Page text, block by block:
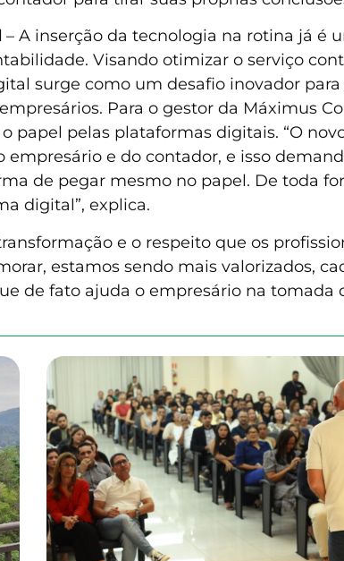
– A inserção da tecnologia na rotina já é
Visando otimizar o serviço
surge como um desafio inovador
Para o gestor da Máximus
papel pelas plataformas digitais. “O
e do contador, e isso
de pegar mesmo no papel. De toda
digital”, explica.
e o respeito que os
estamos sendo mais valorizados,
de fato ajuda o empresário na tomada